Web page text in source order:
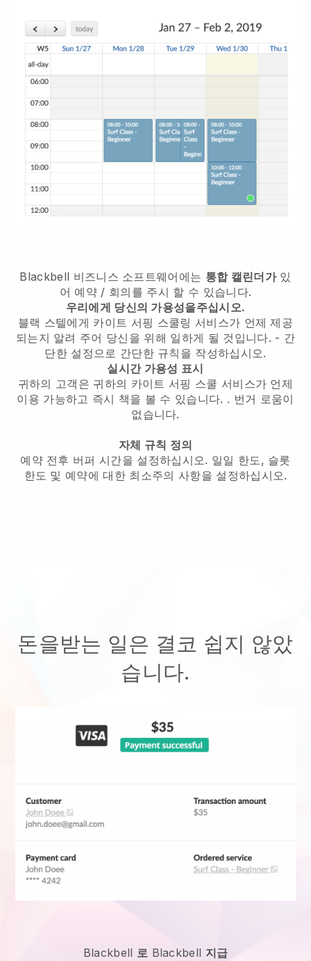
Blackbell 비즈니스 소프트웨어에는 통합 캘린더가있
어 예약 / 회의를 주시 할 수 있습니다.
우리에게 당신의 가용성을주십시오.
블랙 스텔에게 카이트 서핑 스쿨링 서비스가 언제 제공
되는지 알려 주어 당신을 위해 일하게 될 것입니다. - 간
단한 설정으로 간단한 규칙을 작성하십시오.
실시간 가용성 표시
귀하의 고객은 귀하의 카이트 서핑 스쿨 서비스가 언제
이용 가능하고 즉시 책을 볼 수 있습니다. . 번거 로움이
없습니다.
자체 규칙 정의
예약 전후 버퍼 시간을 설정하십시오. 일일 한도, 슬롯
한도 및 예약에 대한 최소주의 사항을 설정하십시오.
돈을받는 일은 결코 쉽지 않았
습니다.
Blackbell 로 Blackbell 지급